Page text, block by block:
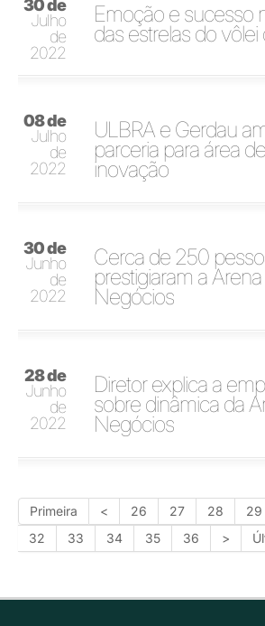
30 de
Julho
de
2022
Emoção e sucesso
das estrelas do vôlei
08 de
Julho
de
2022
ULBRA e Gerdau
parceria para área de
inovação
30 de
Junho
de
2022
Cerca de 250
prestigiaram a
Negócios
28 de
Junho
de
2022
Diretor explica a
sobre dinâmica da
Negócios
Primeira < 26 27 28 29
32
33 34 35 36 >